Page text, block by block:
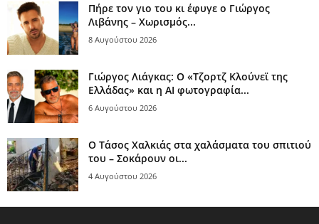
Πήρε τον γιο του κι έφυγε ο Γιώργος
Λιβάνης – Χωρισμός...
8 Αυγούστου 2026
Γιώργος Λιάγκας: Ο «Τζορτζ Κλούνεϊ της
Ελλάδας» και η AI φωτογραφία...
6 Αυγούστου 2026
Ο Τάσος Χαλκιάς στα χαλάσματα του σπιτιού
του – Σοκάρουν οι...
4 Αυγούστου 2026